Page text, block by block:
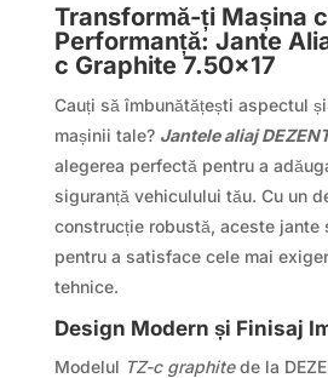
Transformă-ți Mașina
Performanță: Jante
c Graphite 7.50×17
Cauți să îmbunătățești aspectul
mașinii tale? Jantele aliaj
alegerea perfectă pentru a
siguranță vehiculului tău. Cu un
construcție robustă, aceste jante
pentru a satisface cele mai
tehnice.
Design Modern și Finisaj
Modelul TZ-c graphitede la